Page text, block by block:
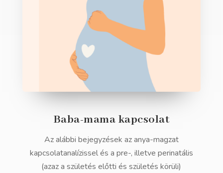
Baba-mama kapcsolat
Az alábbi bejegyzések az anya-magzat
kapcsolatanalízissel és a pre-, illetve perinatális
(azaz a születés előtti és születés körüli)